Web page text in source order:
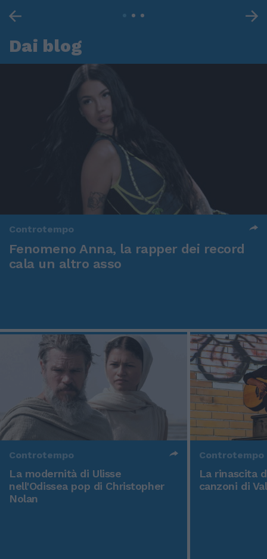
Dai blog
Controtempo
Fenomeno Anna, la rapper dei record
cala un altro asso
Controtempo
La modernità di Ulisse
nell'Odissea pop di Christopher
Nolan
Controtempo
La rinascita
canzoni di